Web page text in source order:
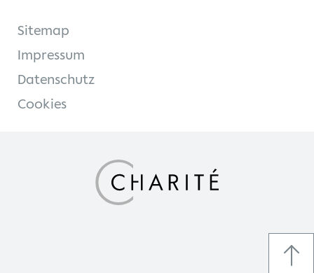
Sitemap
Impressum
Datenschutz
Cookies